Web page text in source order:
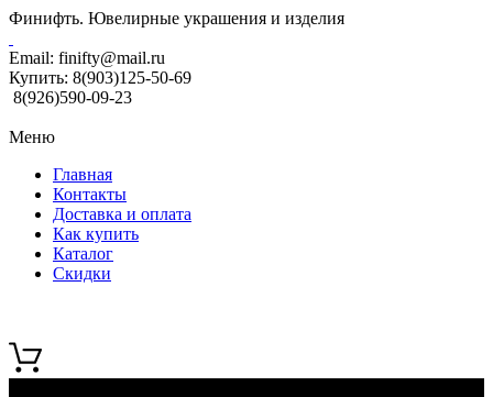
Финифть. Ювелирные украшения и изделия
Email: finifty@mail.ru
Купить: 8(903)125-50-69
8(926)590-09-23
Меню
Главная
Контакты
Доставка и оплата
Как купить
Каталог
Скидки